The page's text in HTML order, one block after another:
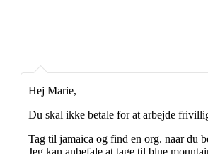
Hej Marie,
Du skal ikke betale for at arbejde
Tag til jamaica og find en org. naar du
Jeg kan anbefale at tage til blue